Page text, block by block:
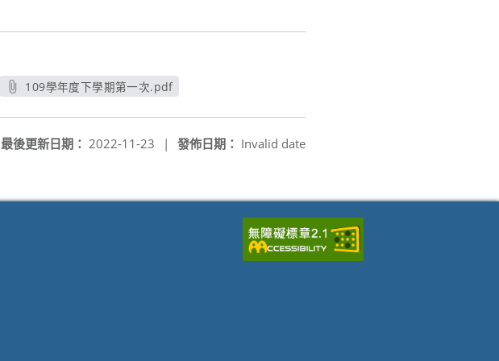
109學年度下學期第一次.pdf
發佈日期： Invalid date
最後更新日期： 2022-11-23 |